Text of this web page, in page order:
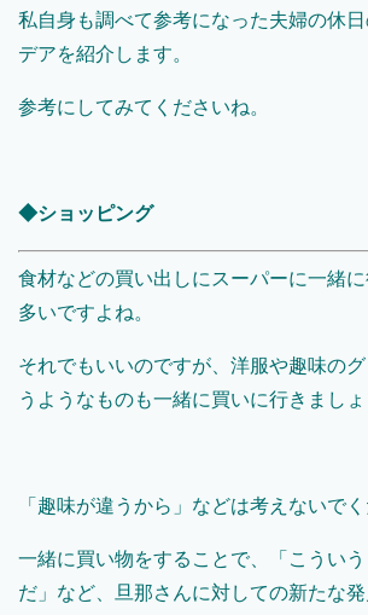
私自身も調べて参考になった夫婦の休
デアを紹介します。
参考にしてみてくださいね。
◆ショッピング
食材などの買い出しにスーパーに一緒
多いですよね。
それでもいいのですが、洋服や趣味の
うようなものも一緒に買いに行きましょ
「趣味が違うから」などは考えないでく
一緒に買い物をすることで、「こうい
だ」など、旦那さんに対しての新たな